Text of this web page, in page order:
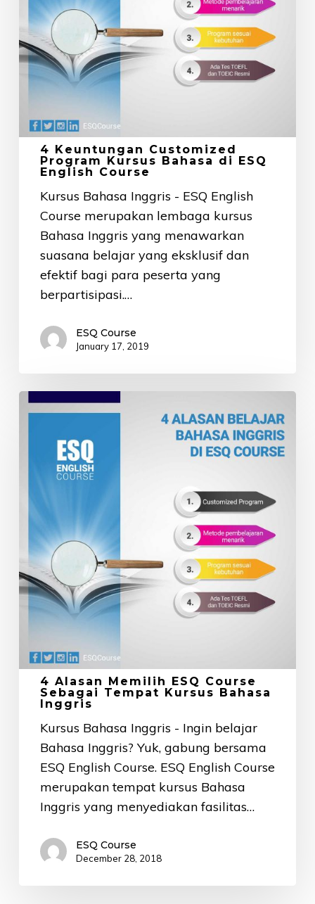
ESQ
English
Course
4 Keuntungan Customized
Program Kursus Bahasa di ESQ
English Course
Kursus Bahasa Inggris - ESQ English
Course merupakan lembaga kursus
Bahasa Inggris yang menawarkan
suasana belajar yang eksklusif dan
efektif bagi para peserta yang
berpartisipasi.…
ESQ Course
January 17, 2019
Memilih
Course
Sebagai
Tempat
Kursus
Bahasa
Inggris
4 Alasan Memilih ESQ Course
Sebagai Tempat Kursus Bahasa
Inggris
Kursus Bahasa Inggris - Ingin belajar
Bahasa Inggris? Yuk, gabung bersama
ESQ English Course. ESQ English Course
merupakan tempat kursus Bahasa
Inggris yang menyediakan fasilitas…
ESQ Course
December 28, 2018